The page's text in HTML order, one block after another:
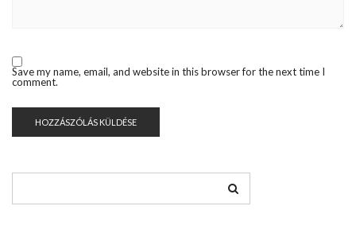
Save my name, email, and website in this browser for the next time I
comment.